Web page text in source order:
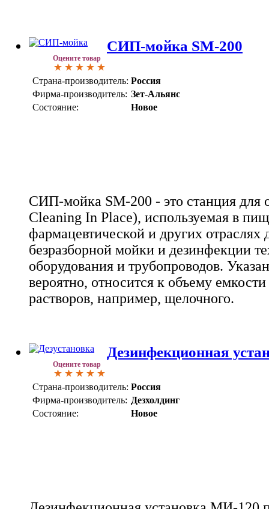
Оцените товар
СИП-мойка SМ-200
Страна-производитель: Россия
Фирма-производитель: Зет-Альянс
Состояние:
Новое
СИП-мойка SM-200 - это станция для
Cleaning In Place), используемая в
фармацевтической и других отраслях
безразборной мойки и дезинфекции
оборудования и трубопроводов.
вероятно, относится к объему
растворов, например, щелочного.
Оцените товар
Дезинфекционная
Страна-производитель: Россия
Фирма-производитель: Дезхолдинг
Состояние:
Новое